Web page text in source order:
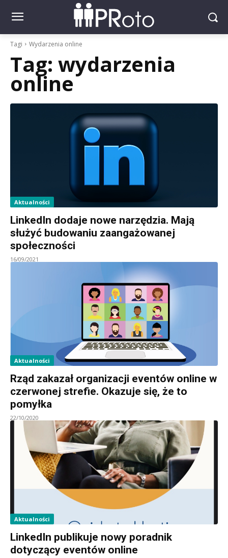
Tagi Wydarzenia online
Tag: wydarzenia
online
Aktualności
LinkedIn dodaje nowe narzędzia. Mają
służyć budowaniu zaangażowanej
społeczności
16/09/2021
Aktualności
Rząd zakazał organizacji eventów online w
czerwonej strefie. Okazuje się, że to
pomyłka
22/10/2020
Aktualności
LinkedIn publikuje nowy poradnik
dotyczący eventów online